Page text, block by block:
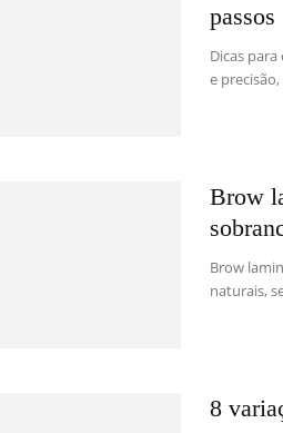
passos
Dicas
e
Brow
Brow
naturais,
8